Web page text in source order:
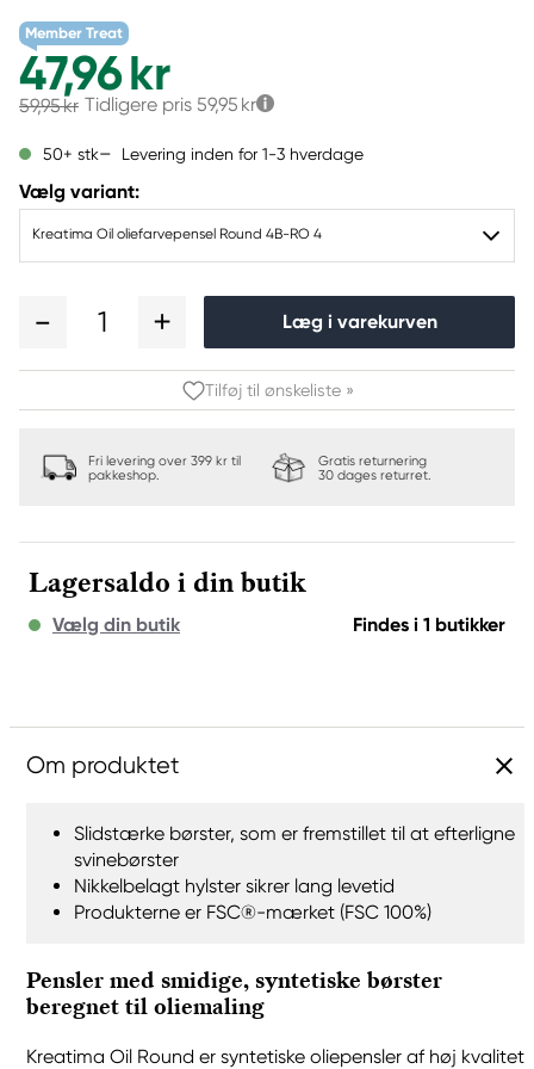
Member Treat
47,96 kr
59,95 kr Tidligere pris 59,95 kr
50+ stk Levering inden for 1-3 hverdage
Vælg variant:
Kreatima Oil oliefarvepensel Round 4B-RO 4
1 Læg i varekurven
Tilføj til ønskeliste »
Fri levering over 399 kr til
pakkeshop.
Gratis returnering
30 dages returret.
Lagersaldo i din butik
Vælg din butik Findes i 1 butikker
Om produktet
Slidstærke børster, som er fremstillet til at efterligne
svinebørster
Nikkelbelagt hylster sikrer lang levetid
Produkterne er FSC®-mærket (FSC 100%)
Pensler med smidige, syntetiske børster
beregnet til oliemaling
Kreatima Oil Round er syntetiske oliepensler af høj kvalitet